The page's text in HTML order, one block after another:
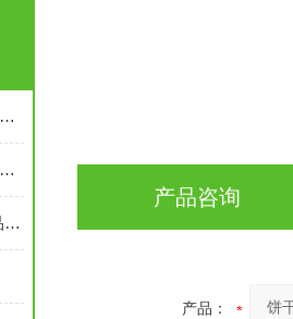
产品咨询
产品：
硬核实力，精准守护——恒品颗粒抗压强度测试仪，为品质检测保驾护航
果蔬硬度测试仪，超实用的宝藏好物！🎉
软胶囊弹性（硬度）测试仪-产品应用